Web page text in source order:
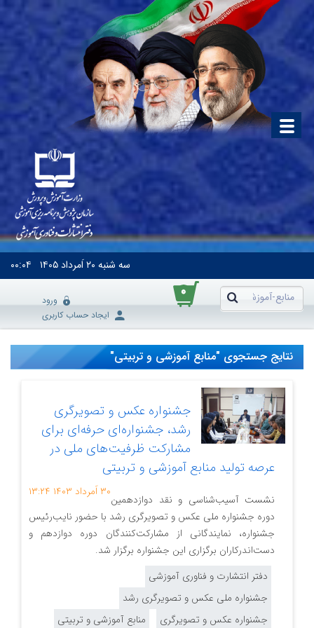
سه شنبه ۲۰ اَمرداد ۱۴۰۵ ۰۰:۰۴
۰
ورود
ایجاد حساب کاربری
نتایج جستجوی "منابع آموزشی و تربیتی"
جشنواره عکس و تصویرگری
رشد، جشنواره‌ای حرفه‌ای برای
مشارکت ظرفیت‌های ملی در
عرصه تولید منابع آموزشی و تربیتی
۳۰ اَمرداد ۱۴۰۳ ۱۳:۲۴
نشست آسیب‌شناسی و نقد دوازدهمین
دوره جشنواره ملی عکس و تصویرگری رشد با حضور نایب‌رئیس
جشنواره، نمایندگانی از مشارکت‌کنندگان دوره دوازدهم و
دست‌اندرکاران برگزاری این جشنواره برگزار شد.
دفتر انتشارت و فناوری آموزشی
جشنواره ملی عکس و تصویرگری رشد
جشنواره عکس و تصویرگری
منابع آموزشی و تربیتی